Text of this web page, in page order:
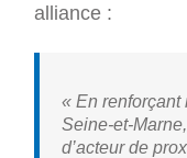
alliance :
« En
Seine-et-
d’acteur de